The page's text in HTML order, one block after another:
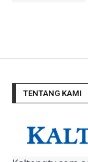
TENTANG KAMI